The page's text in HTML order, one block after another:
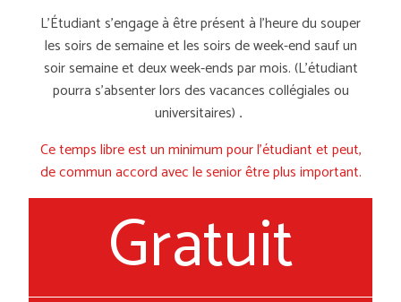
L’Étudiant s’engage à être présent à l’heure du souper
les soirs de semaine et les soirs de week-end sauf un
soir semaine et deux week-ends par mois.(L’étudiant
pourra s’absenter lors des vacances collégiales ou
universitaires) .
Ce temps libre est un minimum pour l’étudiant et peut,
de commun accord avec le senior être plus important.
Gratuit